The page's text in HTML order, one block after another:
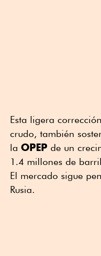
Esta ligera
crudo, también
la OPEP de un
1.4 millones de
El mercado sigue
Rusia.